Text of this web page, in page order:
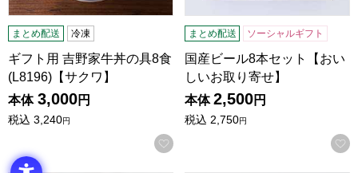
まとめ配送 冷凍
ギフト用 吉野家牛丼の具8食
(L8196)【サクワ】
本体 3,000円
税込 3,240円
お気に入りに登録する
まとめ配送 ソーシャルギフト
国産ビール8本セット【おい
しいお取り寄せ】
本体 2,500円
税込 2,750円